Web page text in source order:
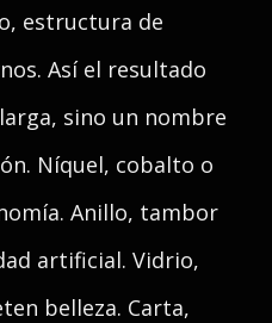
estructura de
Así el resultado
sino un nombre
Níquel, cobalto o
Anillo, tambor
artificial. Vidrio,
belleza. Carta,